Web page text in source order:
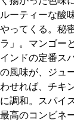
ルーティーな酸
やってくる。秘
ラ」。マンゴー
インドの定番ス
の風味が、ジュ
わせれば、チキ
に調和。スパイ
最高のコンビネ